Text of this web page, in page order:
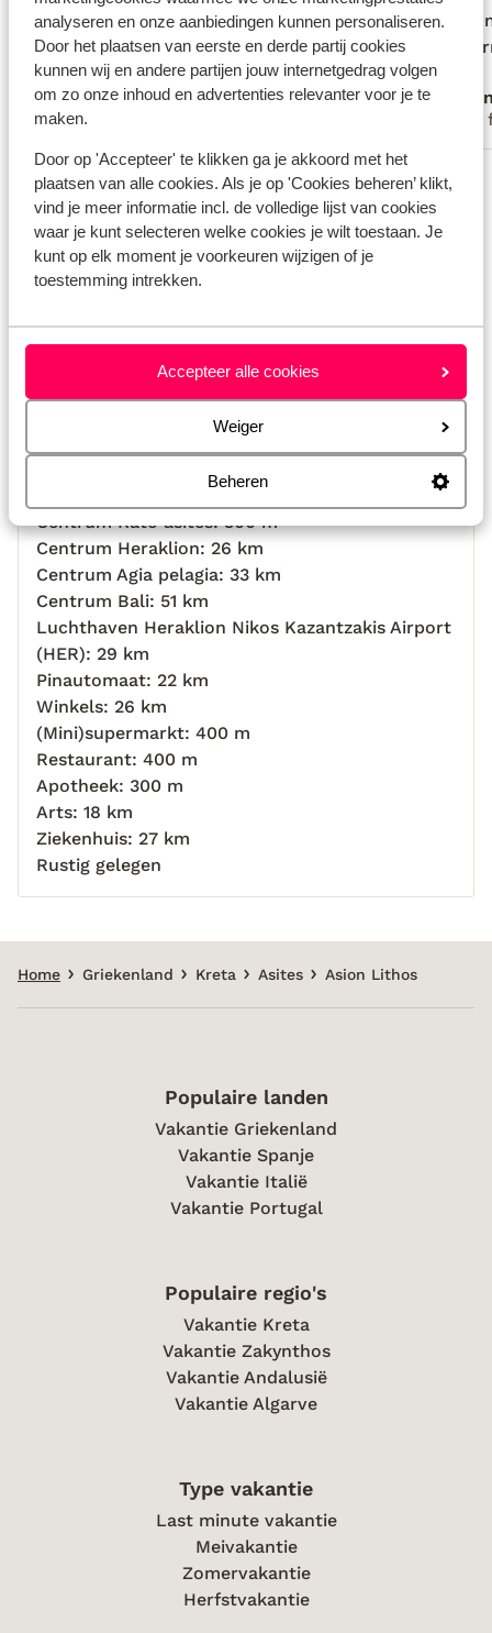
analyseren en onze aanbiedingen kunnen personaliseren.
Door het plaatsen van eerste en derde partij cookies
kunnen wij en andere partijen jouw internetgedrag volgen
om zo onze inhoud en advertenties relevanter voor je te
maken.
Door op 'Accepteer' te klikken ga je akkoord met het
plaatsen van alle cookies. Als je op 'Cookies beheren’ klikt,
vind je meer informatie incl. de volledige lijst van cookies
waar je kunt selecteren welke cookies je wilt toestaan. Je
kunt op elk moment je voorkeuren wijzigen of je
toestemming intrekken.
Accepteer alle cookies
Weiger
Beheren
redden, dat ging makkelijk!! Eigenaar is
heel vriendelijk en behulpzaam. Wil je
naar een 'grote' supermarkt moet je wel
een half uurtje rijden maar in het dorp
wel minimarktjes.
redden, dat ging makkelijk!! Eigenaar is
heel vriendelijk en behulpzaam. Wil je
naar een 'grote' supermarkt...meer
Emma
Met partner
april),
april),
Bekijk alle 9 ervaringen
Locatie
Centrum Kato asites: 300 m
Centrum Heraklion: 26 km
Centrum Agia pelagia: 33 km
Centrum Bali: 51 km
Luchthaven Heraklion Nikos Kazantzakis Airport
(HER): 29 km
Pinautomaat: 22 km
Winkels: 26 km
(Mini)supermarkt: 400 m
Restaurant: 400 m
Apotheek: 300 m
Arts: 18 km
Ziekenhuis: 27 km
Rustig gelegen
Home Griekenland Kreta Asites Asion Lithos
Populaire landen
Vakantie Griekenland
Vakantie Spanje
Vakantie Italië
Vakantie Portugal
Populaire regio's
Vakantie Kreta
Vakantie Zakynthos
Vakantie Andalusië
Vakantie Algarve
Type vakantie
Last minute vakantie
Meivakantie
Zomervakantie
Herfstvakantie